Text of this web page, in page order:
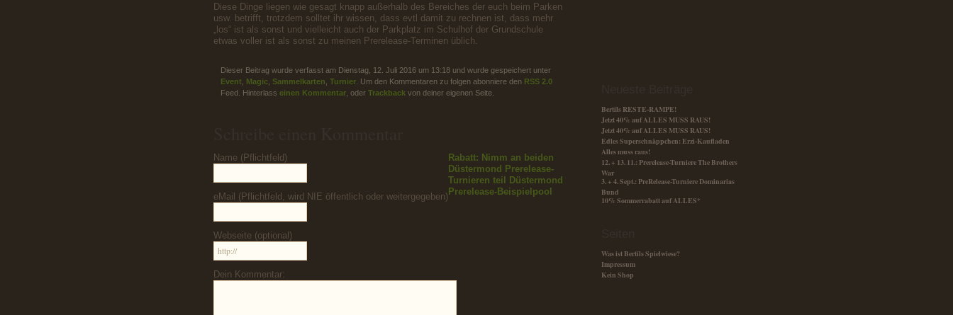
Diese Dinge liegen wie gesagt knapp außerhalb des Bereiches der euch beim Parken
usw. betrifft, trotzdem solltet ihr wissen, dass evtl damit zu rechnen ist, dass mehr
„los“ ist als sonst und vielleicht auch der Parkplatz im Schulhof der Grundschule
etwas voller ist als sonst zu meinen Prerelease-Terminen üblich.
Dieser Beitrag wurde verfasst am Dienstag, 12. Juli 2016 um 13:18 und wurde gespeichert unter
Event Magic Sammelkarten Turnier . Um den Kommentaren zu folgen abonniere den RSS 2.0
Feed. Hinterlass einen Kommentar , oder Trackback von deiner eigenen Seite.
Name (Pflichtfeld)
eMail (Pflichtfeld, wird NIE öffentlich oder weitergegeben)
Webseite (optional)
Dein Kommentar:
Rabatt: Nimm an beiden
Düstermond Prerelease-
Turnieren teil
Düstermond
Prerelease-Beispielpool
Bertils RESTE-RAMPE!
Jetzt 40% auf ALLES MUSS RAUS!
Jetzt 40% auf ALLES MUSS RAUS!
Edles Superschnäppchen: Erzi-Kaufladen
Alles muss raus!
12. + 13. 11.: Prerelease-Turniere The Brothers
War
3. + 4. Sept.: PreRelease-Turniere Dominarias
Bund
10% Sommerrabatt auf ALLES*
Was ist Bertils Spielwiese?
Impressum
Kein Shop